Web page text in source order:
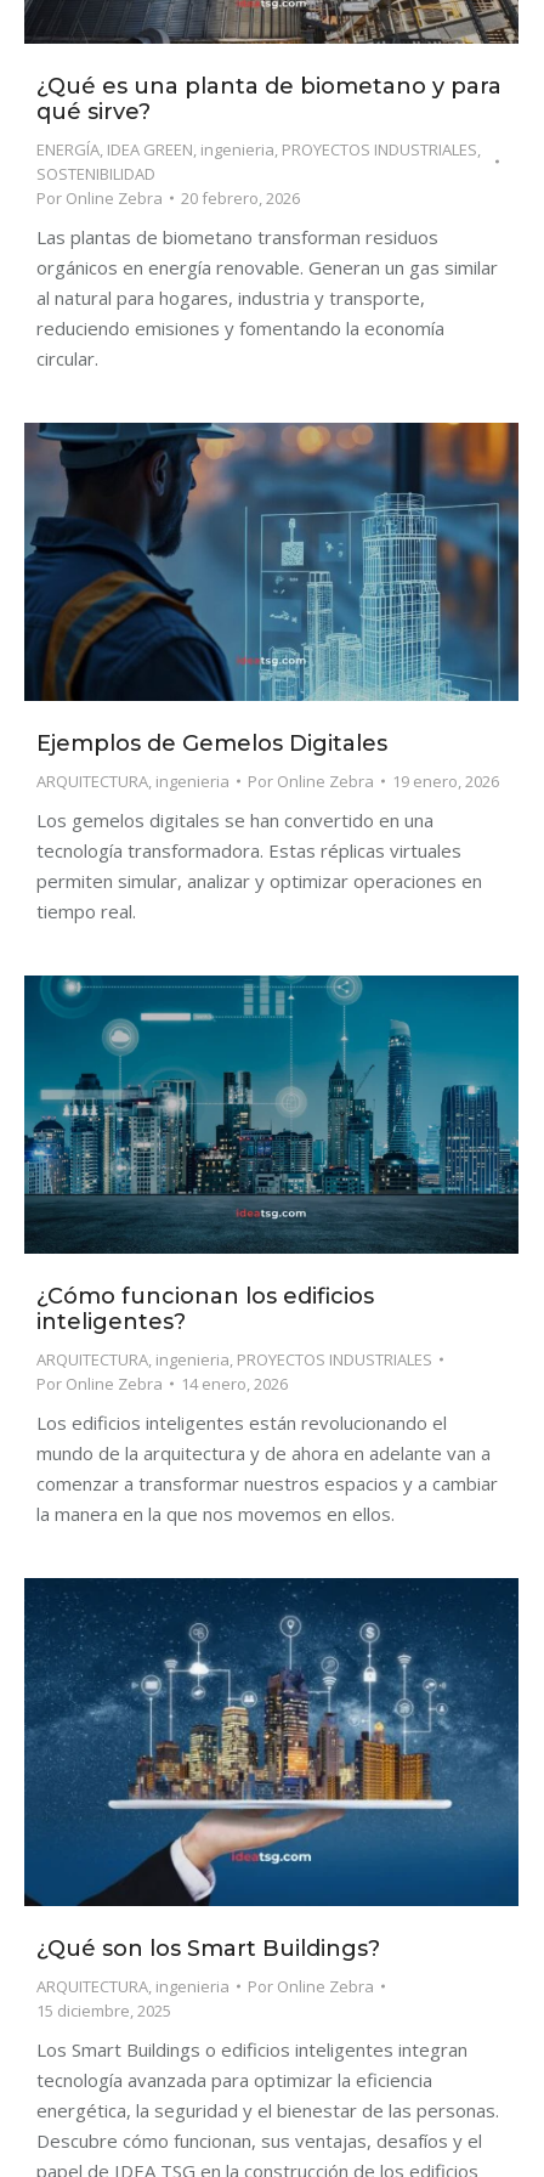
¿Qué es una planta de biometano y para
qué sirve?
ENERGÍA, IDEA GREEN, ingenieria, PROYECTOS INDUSTRIALES,
SOSTENIBILIDAD
Por Online Zebra 20 febrero, 2026
Las plantas de biometano transforman residuos
orgánicos en energía renovable. Generan un gas similar
al natural para hogares, industria y transporte,
reduciendo emisiones y fomentando la economía
circular.
Ejemplos de Gemelos Digitales
ARQUITECTURA, ingenieria Por Online Zebra 19 enero, 2026
Los gemelos digitales se han convertido en una
tecnología transformadora. Estas réplicas virtuales
permiten simular, analizar y optimizar operaciones en
tiempo real.
¿Cómo funcionan los edificios
inteligentes?
ARQUITECTURA, ingenieria, PROYECTOS INDUSTRIALES
Por Online Zebra 14 enero, 2026
Los edificios inteligentes están revolucionando el
mundo de la arquitectura y de ahora en adelante van a
comenzar a transformar nuestros espacios y a cambiar
la manera en la que nos movemos en ellos.
¿Qué son los Smart Buildings?
ARQUITECTURA, ingenieria Por Online Zebra
15 diciembre, 2025
Los Smart Buildings o edificios inteligentes integran
tecnología avanzada para optimizar la eficiencia
energética, la seguridad y el bienestar de las personas.
Descubre cómo funcionan, sus ventajas, desafíos y el
papel de IDEA TSG en la construcción de los edificios